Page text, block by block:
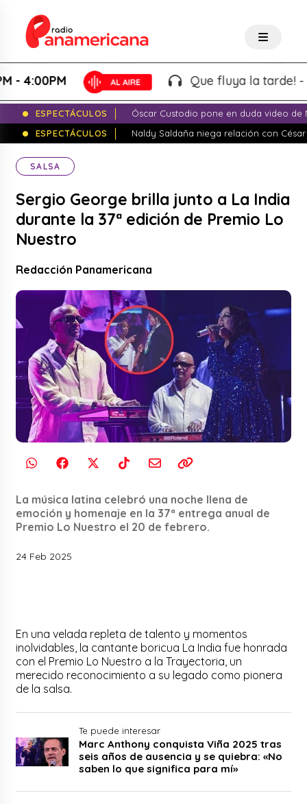
Que fluya la tarde! -
ESPECTÁCULOS
Óscar Custodio pone en duda video de
ESPECTÁCULOS
Naldy Saldaña niega relación con
SALSA
Sergio George brilla junto a La India
durante la 37ª edición de Premio Lo
Nuestro
Redacción Panamericana
La música latina celebró una noche llena de
emoción y homenaje en la 37ª entrega anual de
Premio Lo Nuestro el 20 de febrero.
24 Feb 2025
En una velada repleta de talento y momentos
inolvidables, la cantante boricua La India fue honrada
con el Premio Lo Nuestro a la Trayectoria, un
merecido reconocimiento a su legado como pionera
de la salsa.
Te puede interesar
Marc Anthony conquista Viña 2025 tras
seis años de ausencia y se quiebra: «No
saben lo que significa para mí»